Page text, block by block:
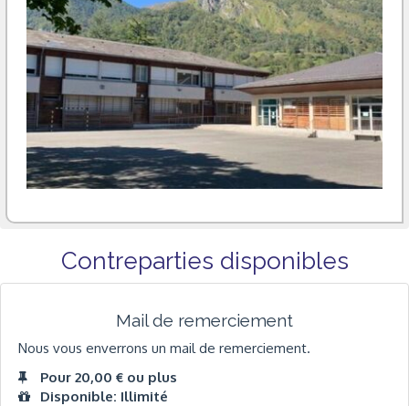
Contreparties disponibles
Mail de remerciement
Nous vous enverrons un mail de remerciement.
Pour 20,00 € ou plus
Disponible: Illimité